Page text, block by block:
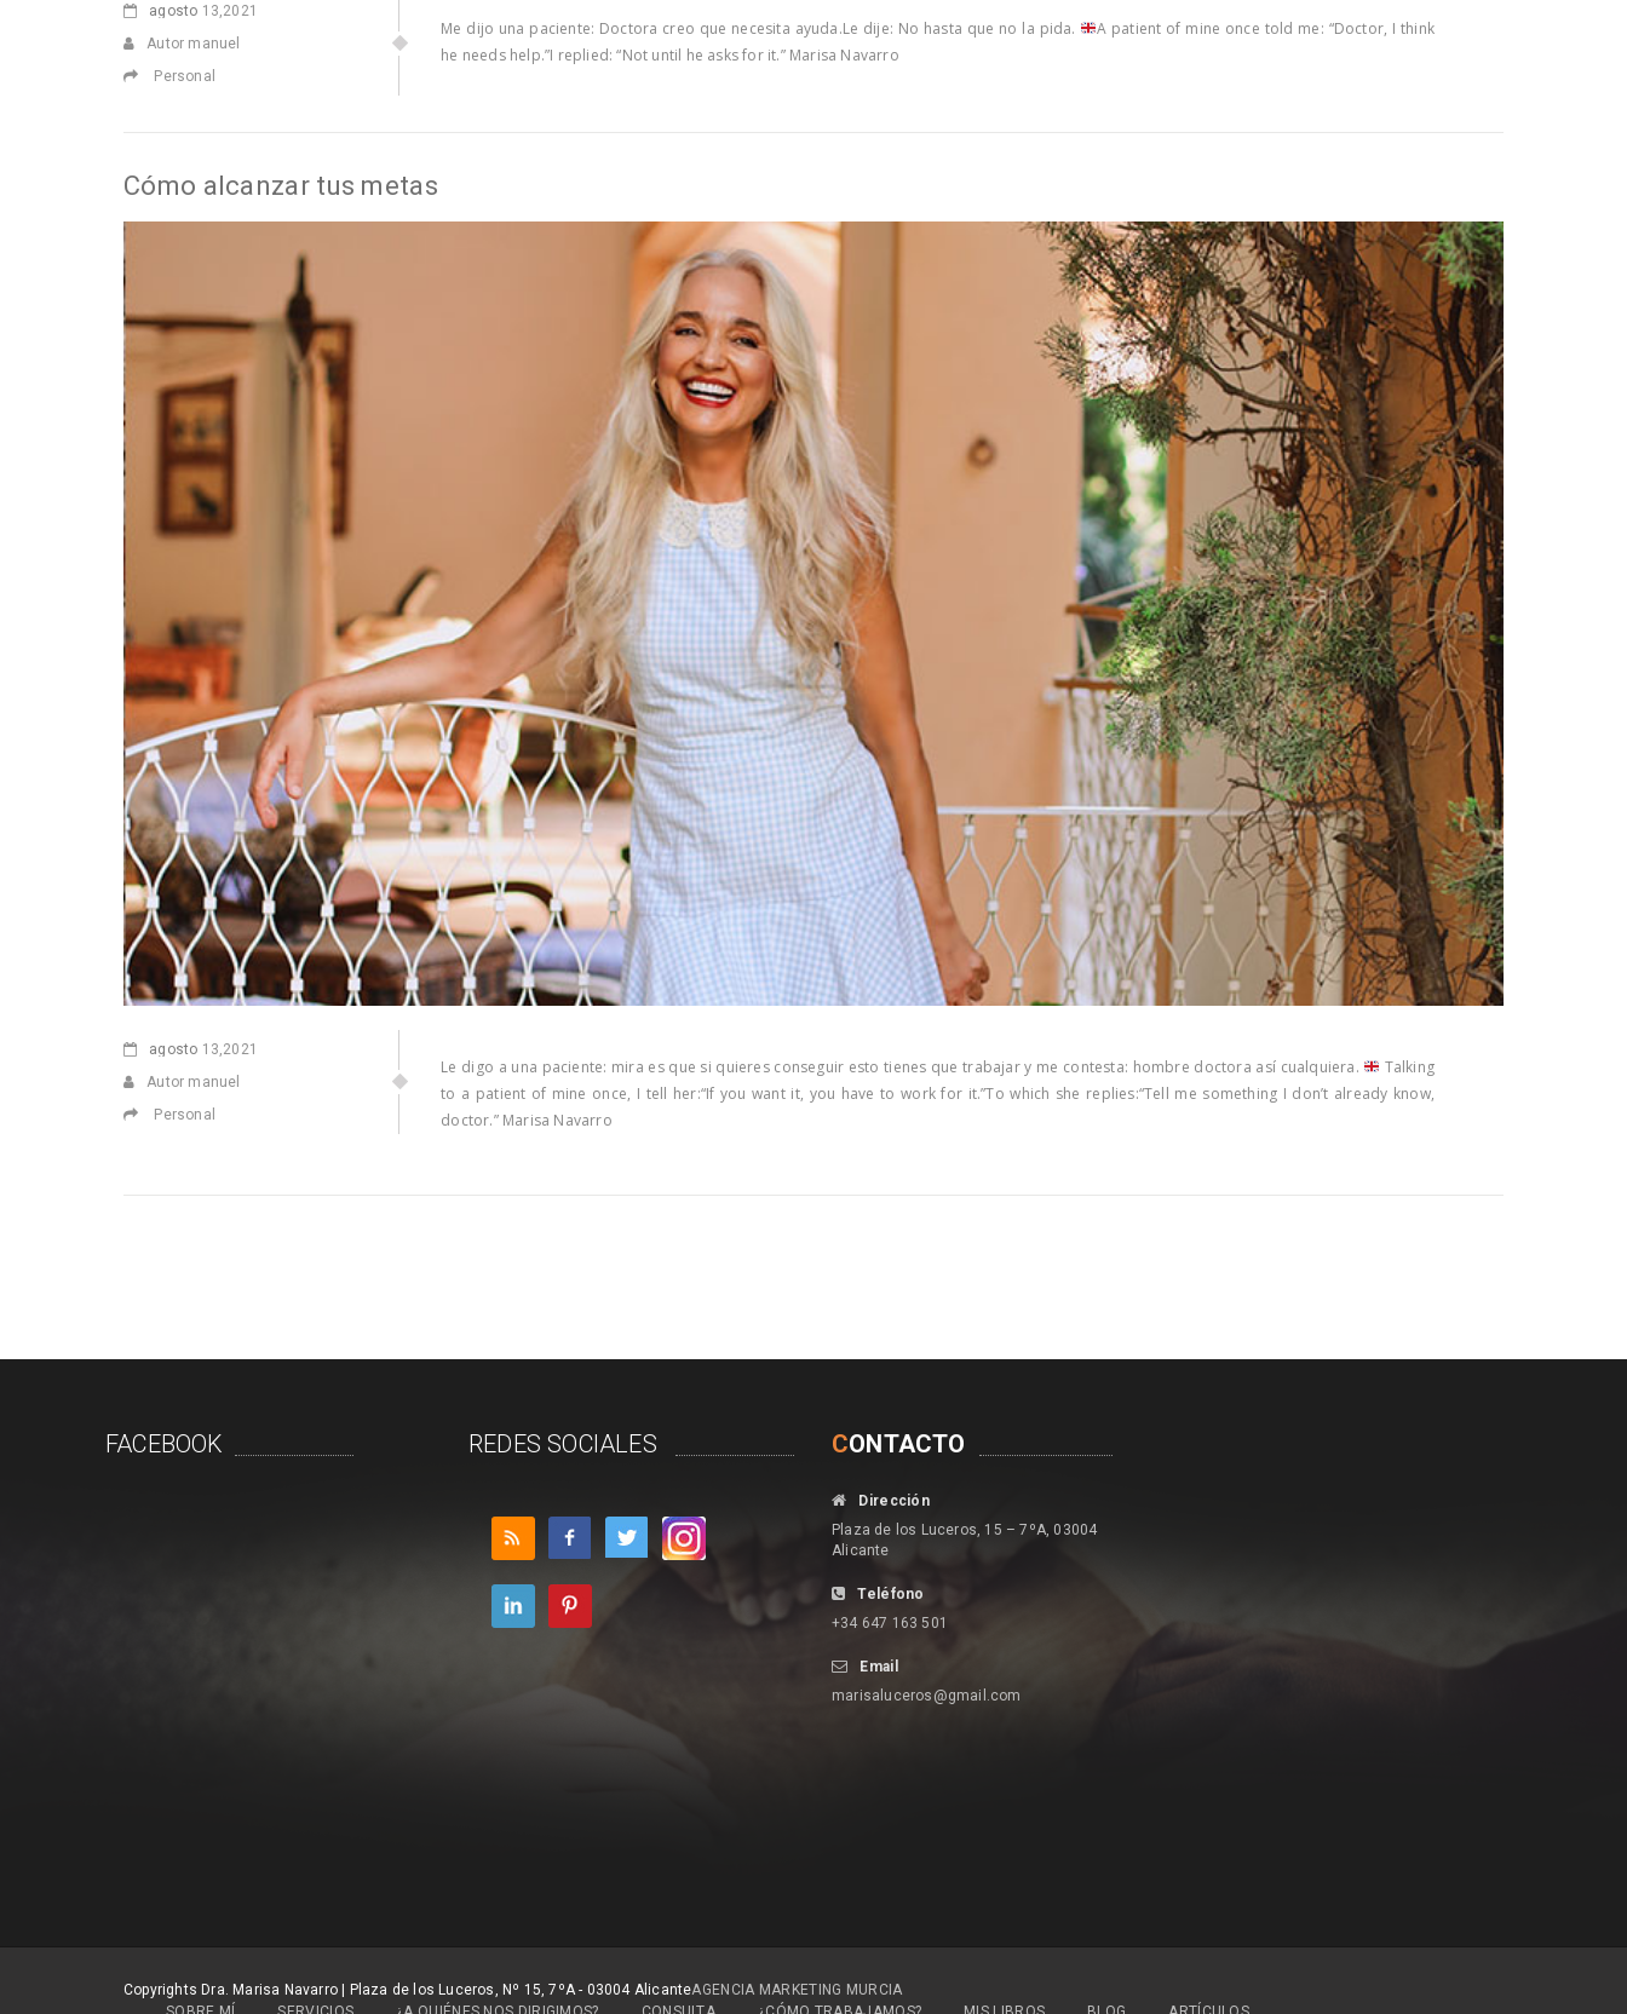
agosto 13,2021
Autor manuel
Personal
Me dijo una paciente: Doctora creo que necesita ayuda.Le dije: No hasta que no la pida.
A patient of mine once told me: “Doctor, I think
he needs help.”I replied: “Not until he asks for it.” Marisa Navarro
Cómo alcanzar tus metas
agosto 13,2021
Autor manuel
Personal
Le digo a una paciente: mira es que si quieres conseguir esto tienes que trabajar y me contesta: hombre doctora así cualquiera.
Talking
to a patient of mine once, I tell her:“If you want it, you have to work for it.”To which she replies:“Tell me something I don’t already know,
doctor.” Marisa Navarro
FACEBOOK REDES SOCIALES CONTACTO
Dirección
Plaza de los Luceros, 15 – 7ºA, 03004
Alicante
Teléfono
+34 647 163 501
Email
marisaluceros@gmail.com
Copyrights Dra. Marisa Navarro | Plaza de los Luceros, Nº 15, 7ºA - 03004 AlicanteAGENCIA MARKETING MURCIA